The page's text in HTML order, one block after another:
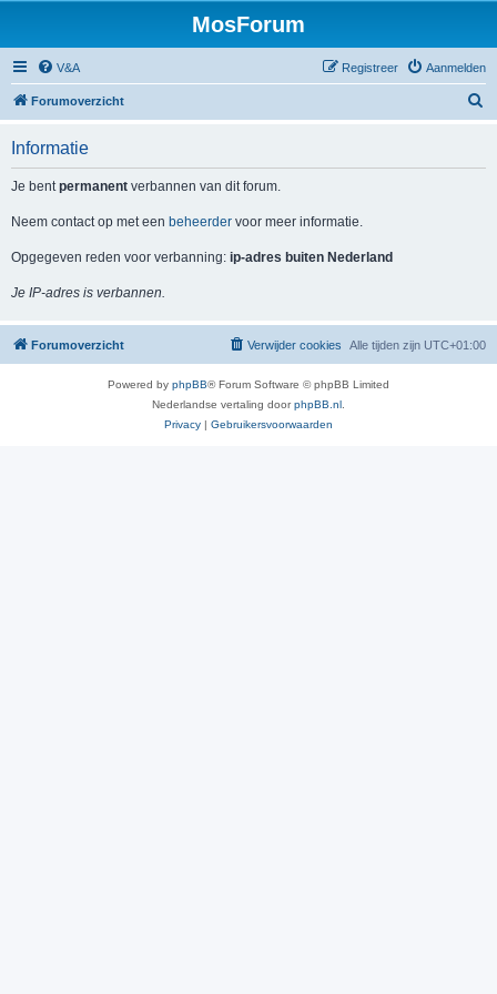
MosForum
V&A Aanmelden
Registreer
Forumoverzicht
Informatie
Je bentpermanent verbannen van dit forum.
Neem contact op met een beheerder voor meer informatie.
Opgegeven reden voor verbanning: ip-adres buiten Nederland
Je IP-adres is verbannen.
Forumoverzicht Alle tijden zijn UTC+01:00
Verwijder cookies
Powered by phpBB® Forum Software © phpBB Limited
Nederlandse vertaling doorphpBB.nl
Privacy | Gebruikersvoorwaarden